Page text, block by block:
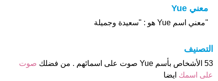
معني Yue
"معني اسم Yue هو : "سعيدة وجميلة
التصنيف
53 الأشخاص بأسم Yue صوت على اسمائهم . من فضلك
صوت
على اسمك ايضا